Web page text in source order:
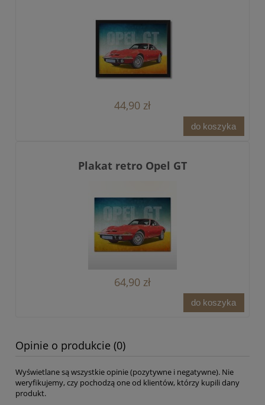
44,90 zł
do koszyka
Plakat retro Opel GT
64,90 zł
do koszyka
Opinie o produkcie (0)
Wyświetlane są wszystkie opinie (pozytywne i negatywne). Nie
weryfikujemy, czy pochodzą one od klientów, którzy kupili dany
produkt.